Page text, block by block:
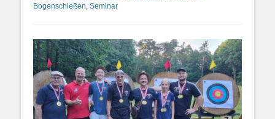
Bogenschießen, Seminar